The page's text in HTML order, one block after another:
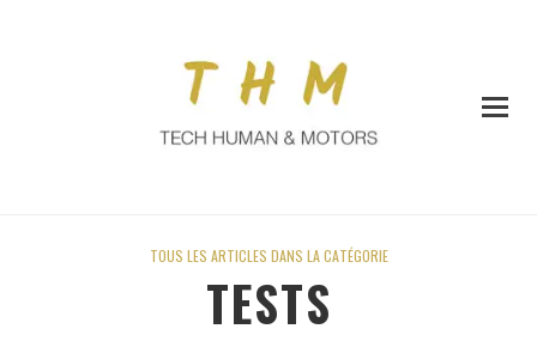
TOUS LES ARTICLES DANS LA CATÉGORIE
TESTS